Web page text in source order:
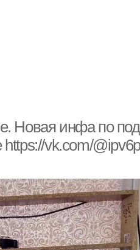
Новая инфа по
vk.com/